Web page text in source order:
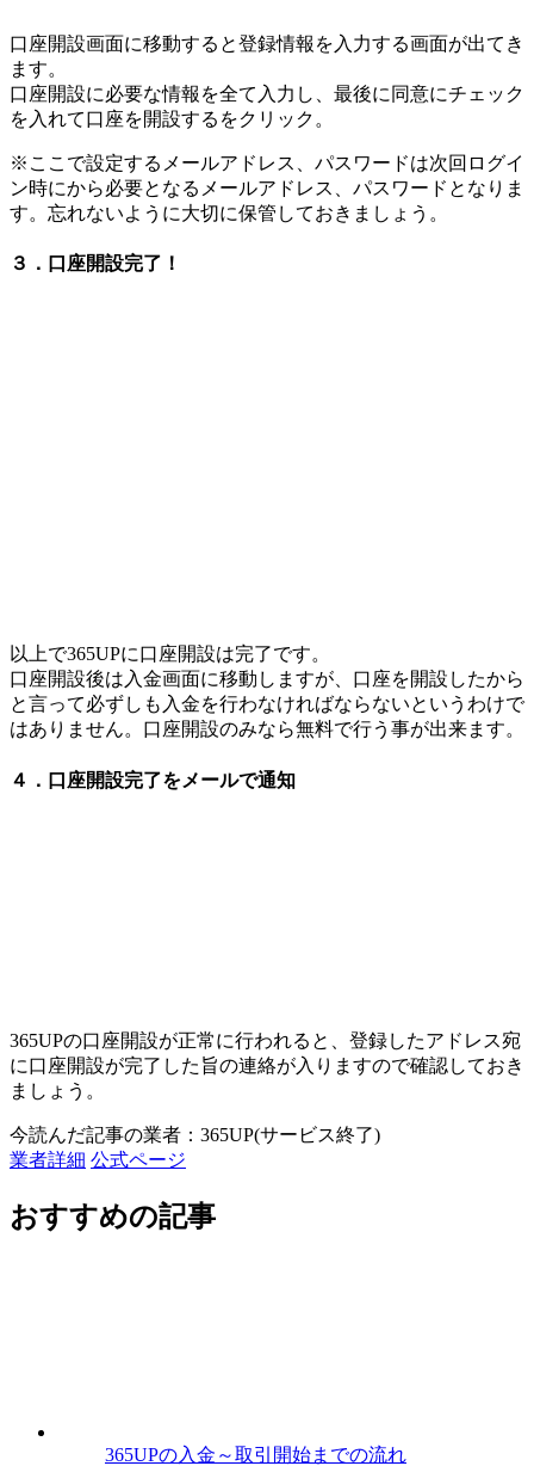
口座開設画面に移動すると登録情報を入力する画面が出てき
ます。
口座開設に必要な情報を全て入力し、最後に同意にチェック
を入れて口座を開設するをクリック。
※ここで設定するメールアドレス、パスワードは次回ログイ
ン時にから必要となるメールアドレス、パスワードとなりま
す。忘れないように大切に保管しておきましょう。
３．口座開設完了！
以上で365UPに口座開設は完了です。
口座開設後は入金画面に移動しますが、口座を開設したから
と言って必ずしも入金を行わなければならないというわけで
はありません。口座開設のみなら無料で行う事が出来ます。
４．口座開設完了をメールで通知
365UPの口座開設が正常に行われると、登録したアドレス宛
に口座開設が完了した旨の連絡が入りますので確認しておき
ましょう。
今読んだ記事の業者：365UP(サービス終了)
業者詳細 公式ページ
おすすめの記事
365UPの入金～取引開始までの流れ